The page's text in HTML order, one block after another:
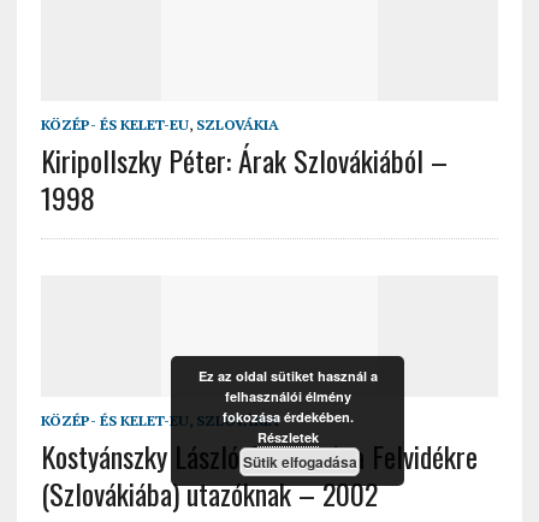
KÖZÉP- ÉS KELET-EU, SZLOVÁKIA
Kiripollszky Péter: Árak Szlovákiából –
1998
KÖZÉP- ÉS KELET-EU, SZLOVÁKIA
Kostyánszky László: Tanácsok a Felvidékre
(Szlovákiába) utazóknak – 2002
Ez az oldal sütiket használ a
felhasználói élmény
fokozása érdekében.
Részletek
Sütik elfogadása